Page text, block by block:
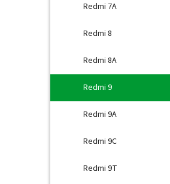
Redmi 7A
Redmi 8
Redmi 8A
Redmi 9
Redmi 9A
Redmi 9C
Redmi 9T